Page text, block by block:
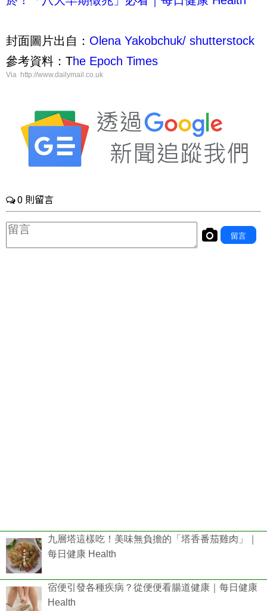
封面圖片出自： Olena Yakobchuk/ shutterstock
參考資料：The Epoch Times
Via http://www.dailymail.co.uk
九層塔這樣吃！美味無負擔的「塔香番茄雞肉」｜
每日健康 Health
宿便引發各種疾病？從便便看腸道健康｜每日健康
Health